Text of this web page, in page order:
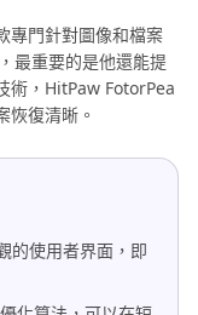
專門針對圖像和檔案
最重要的是他還能提
術，HitPaw FotorPea
恢復清晰。
的使用者界面，即